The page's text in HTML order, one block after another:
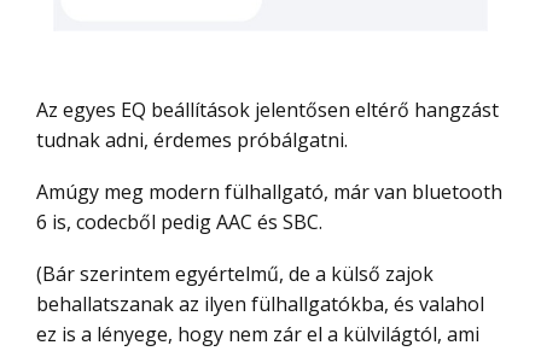
Az egyes EQ beállítások jelentősen eltérő hangzást
tudnak adni, érdemes próbálgatni.
Amúgy meg modern fülhallgató, már van bluetooth
6 is, codecből pedig AAC és SBC.
(Bár szerintem egyértelmű, de a külső zajok
behallatszanak az ilyen fülhallgatókba, és valahol
ez is a lényege, hogy nem zár el a külvilágtól, ami